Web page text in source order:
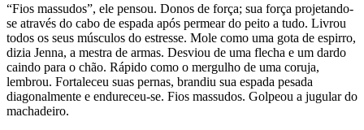
“Fios massudos”, ele pensou. Donos de força; sua força projetando-
se através do cabo de espada após permear do peito a tudo. Livrou
todos os seus músculos do estresse. Mole como uma gota de espirro,
dizia Jenna, a mestra de armas. Desviou de uma flecha e um dardo
caindo para o chão. Rápido como o mergulho de uma coruja,
lembrou. Fortaleceu suas pernas, brandiu sua espada pesada
diagonalmente e endureceu-se. Fios massudos. Golpeou a jugular do
machadeiro.